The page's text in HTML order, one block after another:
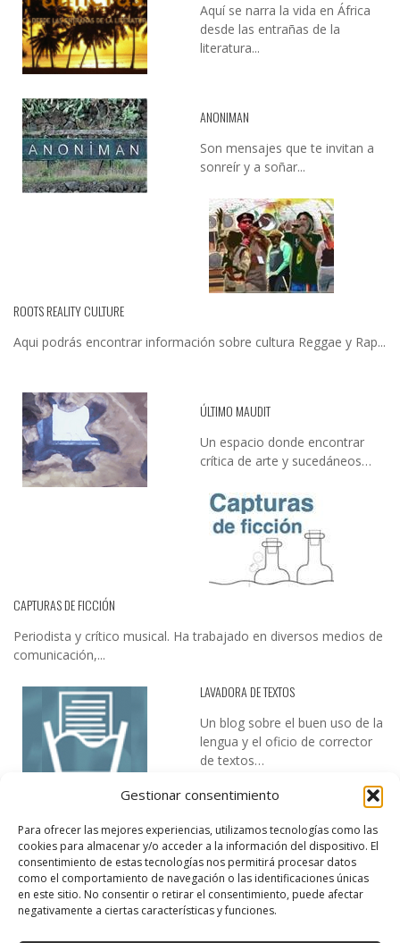
Gestionar consentimiento
Para ofrecer las mejores experiencias, utilizamos tecnologías como las
cookies para almacenar y/o acceder a la información del dispositivo. El
consentimiento de estas tecnologías nos permitirá procesar datos
como el comportamiento de navegación o las identificaciones únicas
en este sitio. No consentir o retirar el consentimiento, puede afectar
negativamente a ciertas características y funciones.
Aquí se narra la vida en África
desde las entrañas de la
literatura...
ANONIMAN
Son mensajes que te invitan a
sonreír y a soñar...
ROOTS REALITY CULTURE
Aqui podrás encontrar información sobre cultura Reggae y Rap...
ÚLTIMO MAUDIT
Un espacio donde encontrar
crítica de arte y sucedáneos…
CAPTURAS DE FICCIÓN
Periodista y crítico musical. Ha trabajado en diversos medios de
comunicación,...
LAVADORA DE TEXTOS
Un blog sobre el buen uso de la
lengua y el oficio de corrector
de textos…
DESIREE MARTÍN